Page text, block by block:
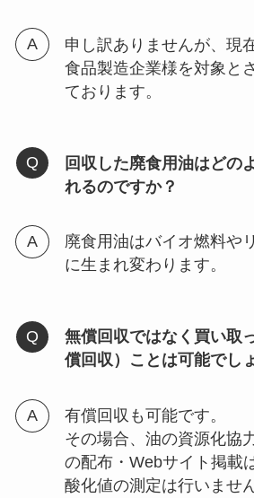
申し訳ありませんが、現
食品製造企業様を対象と
ております。
回収した廃食用油はどの
れるのですか？
廃食用油はバイオ燃料や
に生まれ変わります。
無償回収ではなく買い取
償回収）ことは可能でし
有償回収も可能です。
その場合、油の資源化協
の配布・Webサイト掲載
酸化値の測定は行いませ